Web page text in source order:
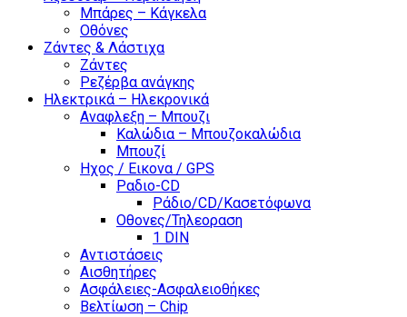
Μπάρες – Κάγκελα
Οθόνες
Ζάντες & Λάστιχα
Ζάντες
Ρεζέρβα ανάγκης
Ηλεκτρικά – Ηλεκρονικά
Αναφλεξη – Μπουζι
Καλώδια – Μπουζοκαλώδια
Μπουζί
Ηχος / Εικονα / GPS
Ραδιο-CD
Ράδιο/CD/Κασετόφωνα
Οθονες/Τηλεοραση
1 DIN
Αντιστάσεις
Αισθητήρες
Ασφάλειες-Ασφαλειοθήκες
Βελτίωση – Chip